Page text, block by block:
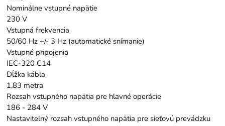
Nominálne vstupné napätie
230 V
Vstupná frekvencia
50/60 Hz +/- 3 Hz (automatické snímanie)
Vstupné pripojenia
IEC-320 C14
Dĺžka kábla
1,83 metra
Rozsah vstupného napätia pre hlavné operácie
186 - 284 V
Nastaviteľný rozsah vstupného napätia pre sieťovú prevádzku